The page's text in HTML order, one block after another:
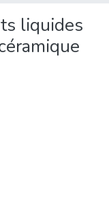
liquides